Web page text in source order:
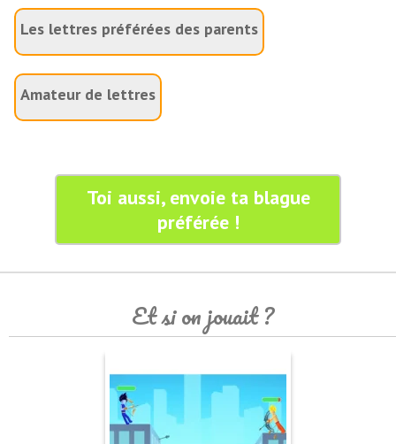
Les lettres préférées des parents
Amateur de lettres
Toi aussi, envoie ta blague
préférée !
Et si on jouait ?